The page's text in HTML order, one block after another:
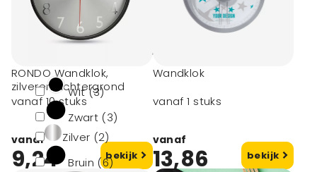
Filters
Wit (3)
Zwart (3)
Zilver (2)
Bruin (6)
RONDO Wandklok,
zilveren achtergrond
vanaf 10 stuks
vanaf
9,24 bekijk
Wandklok
vanaf 1 stuks
vanaf
13,86 bekijk